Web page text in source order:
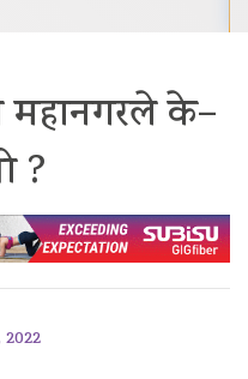
महानगरले के–
?
2022